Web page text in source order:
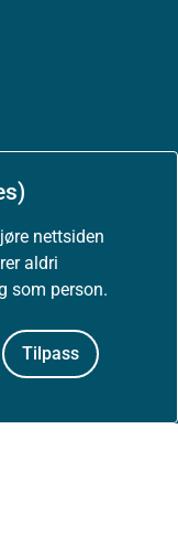
nettsiden
aldri
som person.
Tilpass